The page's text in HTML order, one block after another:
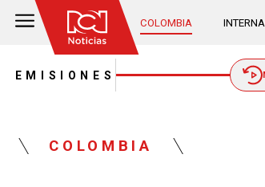
COLOMBIA
EMISIONES
COLOMBIA